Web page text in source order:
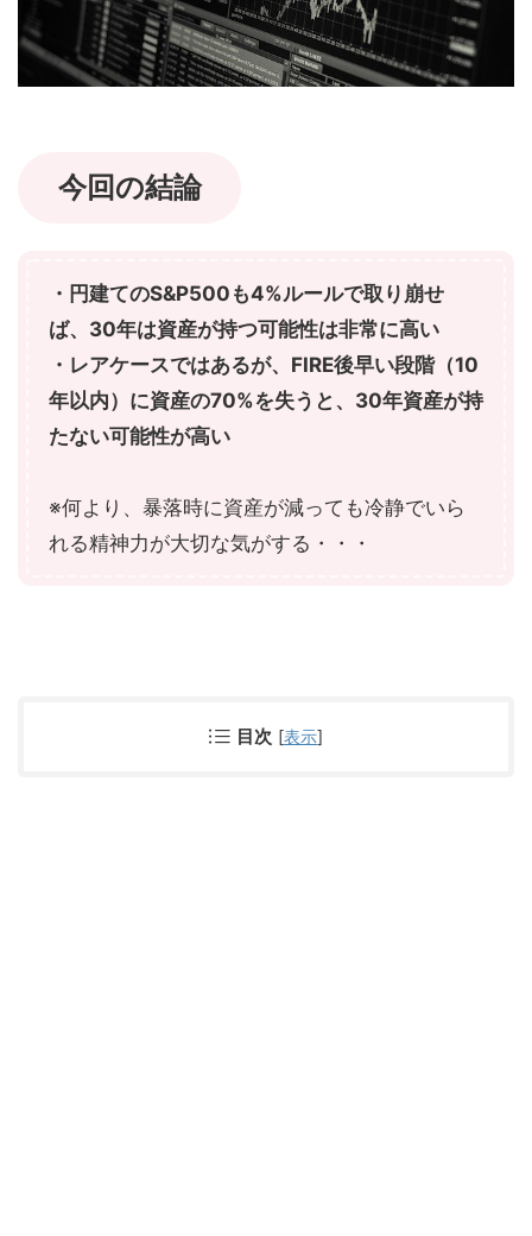
今回の結論
・円建てのS&P500も4%ルールで取り崩せ
ば、30年は資産が持つ可能性は非常に高い
・レアケースではあるが、FIRE後早い段階（10
年以内）に資産の70%を失うと、30年資産が持
たない可能性が高い
※何より、暴落時に資産が減っても冷静でいら
れる精神力が大切な気がする・・・
目次 [表示]